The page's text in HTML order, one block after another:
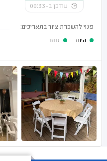
עודכן ב-00:33
פנוי להשכרת ציוד בתאריכים:
היום
מחר